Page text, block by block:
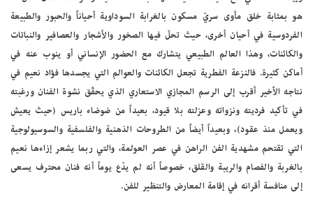
هو بمثابة خلق مأوى سريّ مسكون بالغرابة السوداوية أحياناً والحبور والطبيعة
الفردوسية في أحيان أخرى، حيث تحلّ فيها الصخور والأشجار والعصافير والنباتات
والكائنات، وهذا العالم الطبيعي يتشارك مع الحضور الإنساني أو ينوب عنه في
أماكن كثيرة. فالنزعة الفطرية تجعل الكائنات والعوالم التي يجسدها فؤاد نعيم في
نتاجه الأخير أقرب إلى الرسم المجازي الاستعاري الذي يحقّق نشوة الفنان ورغبته
في تأكيد فرديته ونزواته وعزلته بلا قيود، بعيداً من ضوضاء باريس (حيث يعيش
ويعمل منذ عقود)، وبعيداً أيضاً من الطروحات الذهنية والفلسفية والسوسيولوجية
التي تقتحم مشهدية الفن الراهن في عصر العولمة، والتي ربما يشعر إزاءها نعيم
بالغربة والفصام والريبة والقلق، خصوصاً أنه لم يدّع يوماً أنه فنان محترف يسعى
إلى منافسة أقرانه في إقامة المعارض والتنظير للفن.